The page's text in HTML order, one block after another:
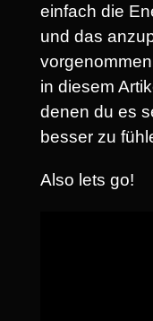
einfach die
und das
in diesem
denen du es
besser zu
Also lets go!